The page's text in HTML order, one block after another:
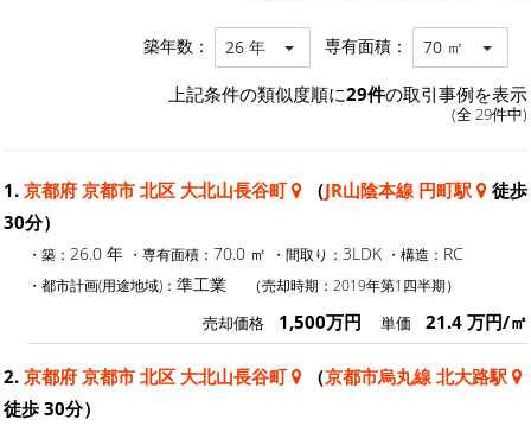
築年数： 26 年 専有面積： 70 ㎡
上記条件の類似度順に29件の取引事例を表示
(全 29件中)
1. 京都府 京都市 北区 大北山長谷町 （JR山陰本線 円町駅
徒歩
30分）
・築： 26.0 年 ・専有面積： 70.0 ㎡ ・間取り： 3LDK ・構造： RC
・都市計画(用途地域)： 準工業 （売却時期：2019年第1四半期）
売却価格 1,500万円 単価 21.4 万円/㎡
2. 京都府 京都市 北区 大北山長谷町 （京都市烏丸線 北大路駅
徒歩 30分）